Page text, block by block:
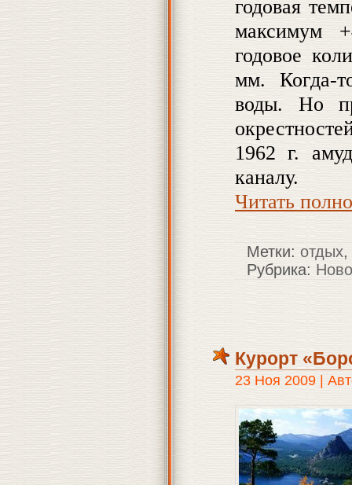
годовая
максимум
годовое
мм. Когда-
воды. Но
1962 г.
каналу.
Читать
Метки: отдых,
Рубрика:
Курорт
23 Ноя 2009 |